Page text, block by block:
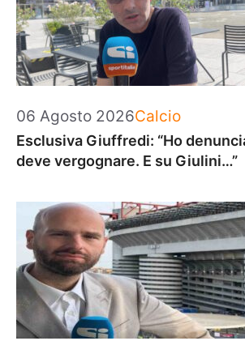
06 Agosto 2026Categorie
Calcio
Esclusiva Giuffredi: “Ho
deve vergognare. E su Giulini…”